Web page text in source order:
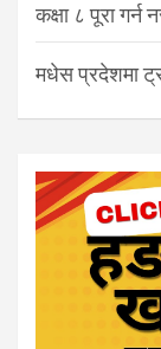
कक्षा ८ पूरा
मधेस प्रदेशमा